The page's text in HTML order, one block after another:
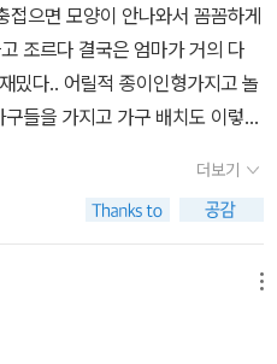
접으면 모양이 안나와서 꼼꼼하게
조르다 결국은 엄마가 거의 다
밌다.. 어릴적 종이인형가지고 놀
들을 가지고 가구 배치도 이렇게
더보기